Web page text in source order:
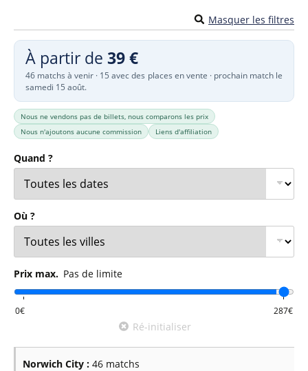
Masquer les filtres
À partir de 39 €
46 matchs à venir · 15 avec des places en vente · prochain match le
samedi 15 août.
Nous ne vendons pas de billets, nous comparons les prix
Nous n'ajoutons aucune commission
Liens d'affiliation
Quand ?
Où ?
Prix max. Pas de limite
Ré-initialiser
Norwich City : 46 matchs